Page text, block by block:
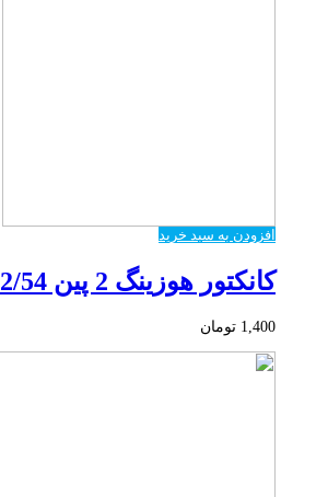
افزودن به سبد خرید
کانکتور هوزینگ 2 پین 2/54 میلی متر
1,400 تومان